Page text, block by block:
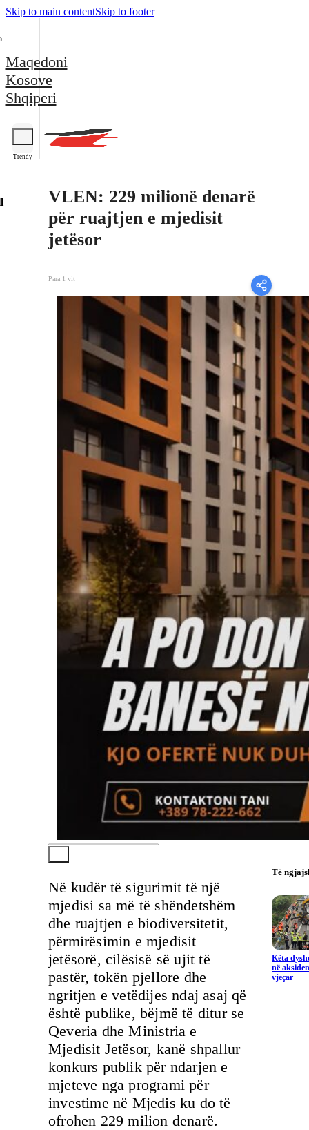
Skip to main contentSkip to footer
Maqedoni
Kosove
Shqiperi
Trendy
VLEN: 229 milionë denarë
për ruajtjen e mjedisit
jetësor
Para 1 vit
Në kudër të sigurimit të një
mjedisi sa më të shëndetshëm
dhe ruajtjen e biodiversitetit,
përmirësimin e mjedisit
jetësorë, cilësisë së ujit të
pastër, tokën pjellore dhe
ngritjen e vetëdijes ndaj asaj që
është publike, bëjmë të ditur se
Qeveria dhe Ministria e
Mjedisit Jetësor, kanë shpallur
konkurs publik për ndarjen e
mjeteve nga programi për
investime në Mjedis ku do të
ofrohen 229 milion denarë.
Të
Këta
në
vjeçar